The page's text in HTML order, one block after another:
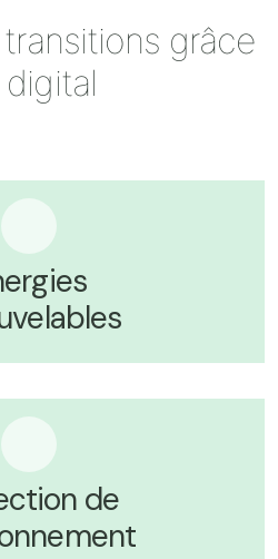
grâce
digital
de